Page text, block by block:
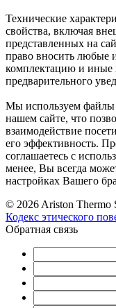
Технические
свойства, включая
представленных на
право вносить любые
комплектацию и иные
предварительного
Мы используем файлы
нашем сайте, что
взаимодействие
его эффективность.
соглашаетесь с
менее, Вы всегда
настройках Вашего
© 2026 Ariston Thermo
Кодекс этического
Обратная связь